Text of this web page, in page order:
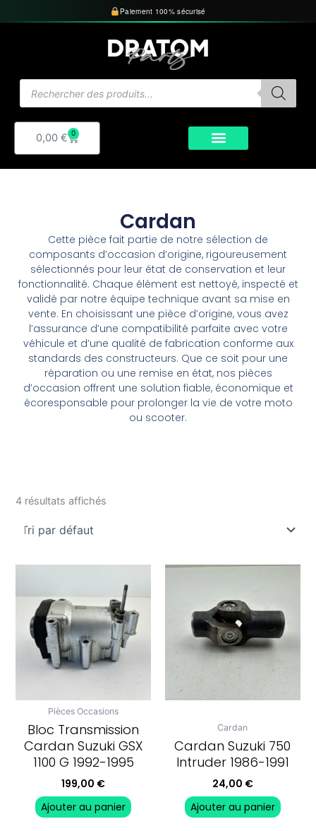
au
Paiement 100% sécurisé
de
0,00 € 0
Panier
Cardan
Cette pièce fait partie de notre sélection de
composants d’occasion d’origine, rigoureusement
sélectionnés pour leur état de conservation et leur
fonctionnalité. Chaque élément est nettoyé, inspecté et
validé par notre équipe technique avant sa mise en
vente. En choisissant une pièce d’origine, vous avez
l’assurance d’une compatibilité parfaite avec votre
véhicule et d’une qualité de fabrication conforme aux
standards des constructeurs. Que ce soit pour une
réparation ou une remise en état, nos pièces
d’occasion offrent une solution fiable, économique et
écoresponsable pour prolonger la vie de votre moto
ou scooter.
4 résultats affichés
Pièces Occasions
Bloc Transmission
Cardan Suzuki GSX
1100 G 1992-1995
199,00 €
Ajouter au panier
Cardan
Cardan Suzuki 750
Intruder 1986-1991
24,00 €
Ajouter au panier